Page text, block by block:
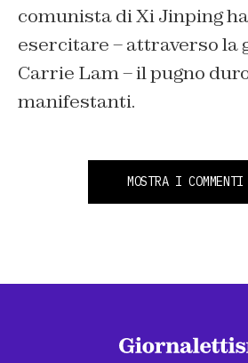
comunista di Xi Jinping
esercitare – attraverso la
Carrie Lam – il pugno
manifestanti.
MOSTRA I COMMENTI